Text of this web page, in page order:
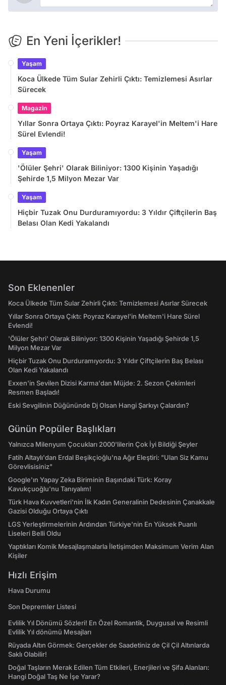
En Yeni İçerikler!
Yaşam
Koca Ülkede Tüm Sular Zehirli Çıktı: Temizlemesi Asırlar
Sürecek
Magazin
Yıllar Sonra Ortaya Çıktı: Poyraz Karayel'in Meltem'i Hare
Sürel Evlendi!
Yaşam
'Ölüler Şehri' Olarak Biliniyor: 1300 Kişinin Yaşadığı
Şehirde 1,5 Milyon Mezar Var
Yaşam
Hiçbir Tuzak Onu Durduramıyordu: 3 Yıldır Çiftçilerin Baş
Belası Olan Kedi Yakalandı
Son Eklenenler
Koca Ülkede Tüm Sular Zehirli Çıktı: Temizlemesi Asırlar Sürecek
Yıllar Sonra Ortaya Çıktı: Poyraz Karayel'in Meltem'i Hare Sürel
Evlendi!
'Ölüler Şehri' Olarak Biliniyor: 1300 Kişinin Yaşadığı Şehirde 1,5
Milyon Mezar Var
Hiçbir Tuzak Onu Durduramıyordu: 3 Yıldır Çiftçilerin Baş Belası
Olan Kedi Yakalandı
Exxen'in Sevilen Dizisi Karma'dan Müjde: 2. Sezon Çekimleri
Resmen Başladı!
Eski Sevgilinin Düğününde Dj Olsan Hangi Şarkıyı Çalardın?
Günün Popüler Başlıkları
Yalnızca Milenyum Çocukları 2000'lilerin Çok İyi Bildiği Şeyler
Fatih Altaylı'dan Erdal Beşikçioğlu'na Ağır Eleştiri: "Ulan Siz Kamu
Görevlisisiniz"
Google'ın Yapay Zeka Biriminin Başındaki Türk: Koray
Kavukçuoğlu'nu Tanıyalım!
Türk Hava Kuvvetleri'nin İlk Kadın Generalinin Dedesinin Çanakkale
Gazisi Olduğu Ortaya Çıktı
LGS Yerleştirmelerinin Ardından Türkiye'nin En Yüksek Puanlı
Liseleri Belli Oldu
Yaptıkları Komik Mesajlaşmalarla İletişimden Maksimum Verim Alan
Kişiler
Hızlı Erişim
Hava Durumu
Son Depremler Listesi
Evlilik Yıl Dönümü Sözleri! En Özel Romantik, Duygusal ve Resimli
Evlilik Yıl dönümü Mesajları
Rüyada Altın Görmek: Gerçekler de Saadetiniz de Çil Çil Altınlarda
Saklı Olabilir!
Doğal Taşların Merak Edilen Tüm Etkileri, Enerjileri ve Şifa Alanları:
Hangi Doğal Taş Ne İşe Yarar?